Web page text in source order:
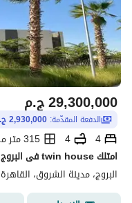
ج.م29,300,000
الدفعة المقدّمة: 2,930,000 ج.م
4
4
315 متر مربع
البروج، مدينة الشروق، القاهرة